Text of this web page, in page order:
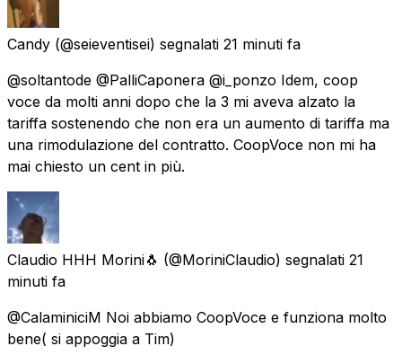
Candy (@seieventisei) segnalati 21 minuti fa
@soltantode @PalliCaponera @i_ponzo Idem, coop
voce da molti anni dopo che la 3 mi aveva alzato la
tariffa sostenendo che non era un aumento di tariffa ma
una rimodulazione del contratto. CoopVoce non mi ha
mai chiesto un cent in più.
Claudio HHH Morini🐧 (@MoriniClaudio) segnalati 21
minuti fa
@CalaminiciM Noi abbiamo CoopVoce e funziona molto
bene( si appoggia a Tim)